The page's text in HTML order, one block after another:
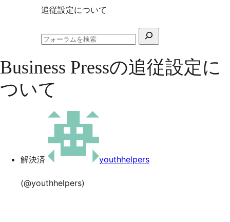
へ
ス
追従設定について
検
対
象:
フ
ー
ラ
Business Pressの追従設定に
ついて
解決済 youthhelpers
(@youthhelpers)